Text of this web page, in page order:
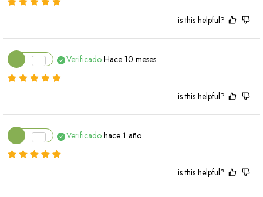
is this helpful?
Verificado Hace 10 meses
is this helpful?
Verificado hace 1 año
is this helpful?